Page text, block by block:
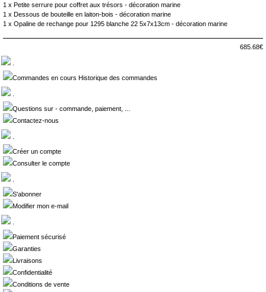
1 x Petite serrure pour coffret aux trésors - décoration marine
1 x Dessous de bouteille en laiton-bois - décoration marine
1 x Opaline de rechange pour 1295 blanche 22 5x7x13cm - décoration marine
685.68€
Commandes en cours Historique des commandes
Questions sur - commande, paiement, ...
Contactez-nous
Créer un compte
Consulter le compte
S'abonner
Modifier mon e-mail
Paiement sécurisé
Garanties
Livraisons
Confidentialité
Conditions de vente